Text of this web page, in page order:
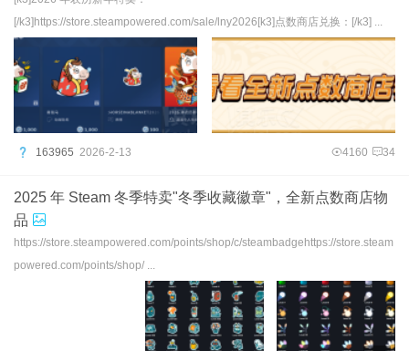
[/k3]https://store.steampowered.com/sale/lny2026[k3]点数商店兑换：[/k3] ...
163965 2026-2-13 4160 34
2025 年 Steam 冬季特卖"冬季收藏徽章"，全新点数商店物
品
https://store.steampowered.com/points/shop/c/steambadgehttps://store.steam
powered.com/points/shop/ ...